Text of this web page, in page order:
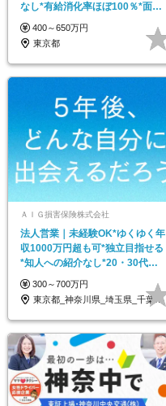
なし*有給消化率ほぼ100％*面接
1回
400～650万円
東京都
ＡＩＧ損害保険株式会社
法人営業｜未経験OK*ゆくゆく年
収1000万円超も可*独立目指せる
*知人への紹介なし*20・30代活
躍
300～700万円
東京都_神奈川県_埼玉県_千葉県_大阪府…